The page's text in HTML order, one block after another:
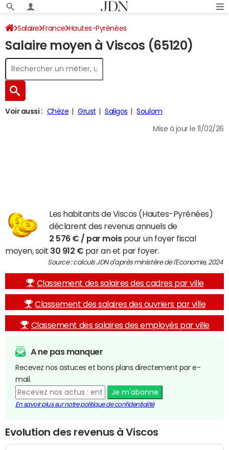
Salaire France Hautes-Pyrénées
Salaire moyen à Viscos (65120)
Voir aussi : Chèze Grust Saligos Soulom
Mise à jour le 11/02/26
Les habitants de Viscos (Hautes-Pyrénées)
déclarent des revenus annuels de
2 576 € / par moispour un foyer fiscal
moyen, soit 30 912 € par an et par foyer.
Source : calculs JDN d'après ministère de l'Economie, 2024
Classement des salaires des cadres par ville
Classement des salaires des ouvriers par ville
Classement des salaires des employés par ville
A ne pas manquer
Recevez nos astuces et bons plans directement par e-
mail.
Je m'abonne
En savoir plus sur notre politique de confidentialité
Evolution des revenus à Viscos